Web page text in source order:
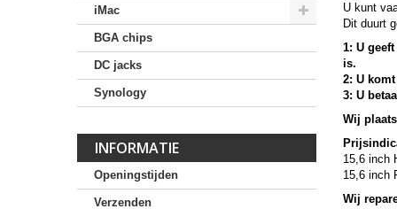
iMac
BGA chips
DC jacks
Synology
INFORMATIE
Openingstijden
Verzenden
U kunt
Dit duurt
1: U
is.
2: U
3: U
Wij
15,6 inch
15,6 inch
Wij